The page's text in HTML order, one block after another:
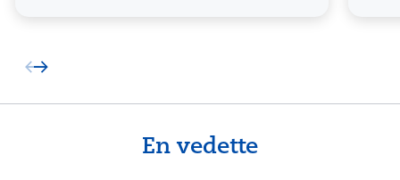
En vedette